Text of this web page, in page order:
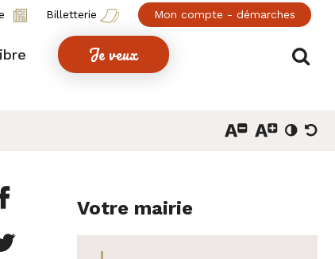
Billetterie Mon compte - démarches
Je veux
Partager
cette
Partager
Votre mairie